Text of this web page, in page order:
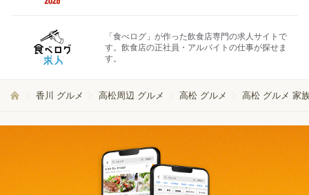
「食べログ」が作った飲食店専門の求人サイトで
す。飲食店の正社員・アルバイトの仕事が探せま
す。
香川 グルメ 高松周辺 グルメ 高松 グルメ 高松 グルメ 家